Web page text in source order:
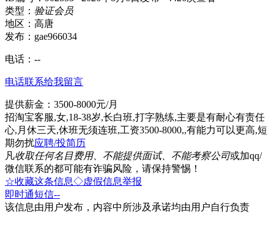
类型： 验证会员
地区：高唐
发布：gae966034
电话： --
电话联系给我留言
提供薪金：3500-8000元/月
招淘宝客服,女,18-38岁,长白班,打字熟练,主要是有耐心有责任
心,月休三天,休班无须连班,工资3500-8000,,有能力可以更高,短
期勿扰应聘/投简历
凡收取任何名目费用、不能提供面试、不能考察公司或加qq/
微信联系的都可能有诈骗风险，请保持警惕！
☆收藏这条信息◇虚假信息举报
即时通短信--
该信息由用户发布，内容中所涉及承诺均由用户自行负责